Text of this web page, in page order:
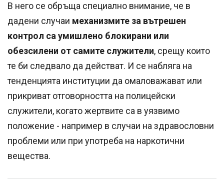
В него се обръща специално внимание, че в
дадени случаи механизмите за вътрешен
контрол са умишлено блокирани или
обезсилени от самите служители, срещу които
те би следвало да действат. И се набляга на
тенденцията институции да омаловажават или
прикриват отговорността на полицейски
служители, когато жертвите са в уязвимо
положение - например в случаи на здравословни
проблеми или при употреба на наркотични
вещества.